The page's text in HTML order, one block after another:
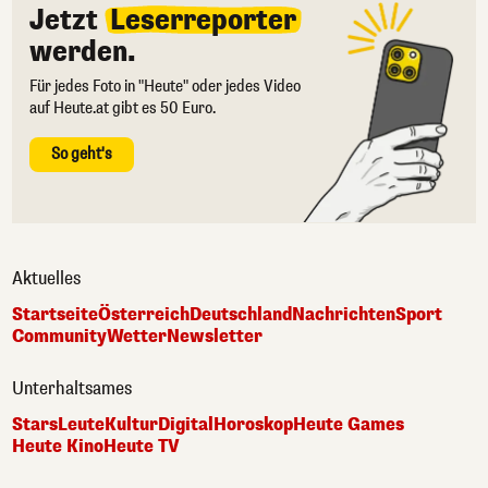
Jetzt Leserreporter
werden.
Für jedes Foto in "Heute" oder jedes Video
auf Heute.at gibt es 50 Euro.
So geht's
Aktuelles
StartseiteÖsterreichDeutschlandNachrichtenSport
CommunityWetterNewsletter
Unterhaltsames
StarsLeuteKulturDigitalHoroskopHeute Games
Heute KinoHeute TV